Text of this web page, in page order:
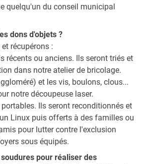
quelqu'un du conseil municipal
dons d'objets ?
récupérons :
récents ou anciens. Ils seront triés et
dans notre atelier de bricolage.
et les vis, boulons, clous...
notre découpeuse laser.
portables. Ils seront reconditionnés et
Linux puis offerts à des familles ou
pour lutter contre l'exclusion
sous équipés.
pour réaliser des